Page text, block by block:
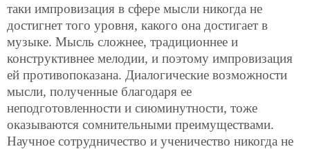
таки импровизация в сфере мысли никогда не
достигнет того уровня, какого она достигает в
музыке. Мысль сложнее, традиционнее и
конструктивнее мелодии, и поэтому импровизация
ей противопоказана. Диалогические возможности
мысли, полученные благодаря ее
неподготовленности и сиюминутности, тоже
оказываются сомнительными преимуществами.
Научное сотрудничество и ученичество никогда не